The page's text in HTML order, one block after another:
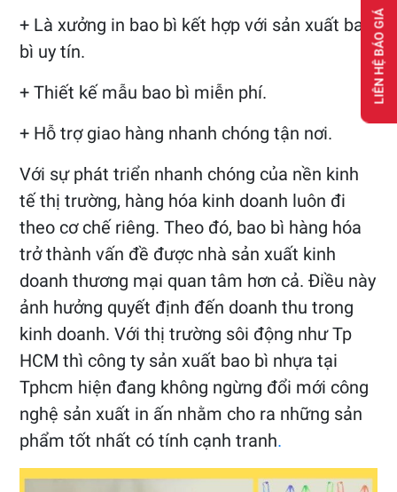
+ Là xưởng in bao bì kết hợp với sản xuất bao
bì uy tín.
+ Thiết kế mẫu bao bì miễn phí.
+ Hỗ trợ giao hàng nhanh chóng tận nơi.
Với sự phát triển nhanh chóng của nền kinh
tế thị trường, hàng hóa kinh doanh luôn đi
theo cơ chế riêng. Theo đó, bao bì hàng hóa
trở thành vấn đề được nhà sản xuất kinh
doanh thương mại quan tâm hơn cả. Điều này
ảnh hưởng quyết định đến doanh thu trong
kinh doanh. Với thị trường sôi động như Tp
HCM thì công ty sản xuất bao bì nhựa tại
Tphcm hiện đang không ngừng đổi mới công
nghệ sản xuất in ấn nhằm cho ra những sản
phẩm tốt nhất có tính cạnh tranh.
LIÊN HỆ BÁO GIÁ